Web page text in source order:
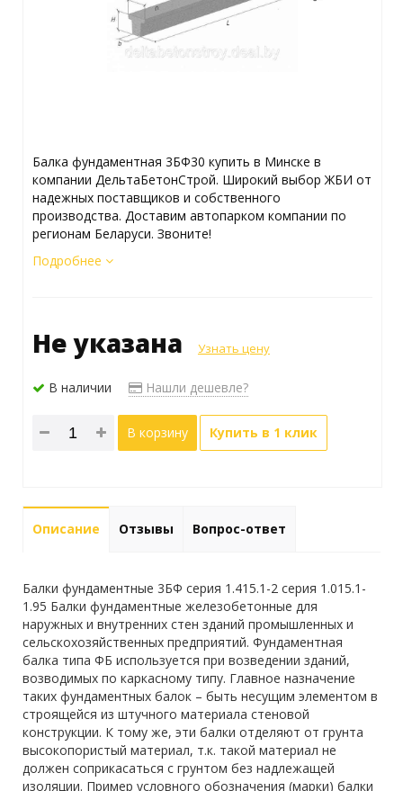
Балка фундаментная 3БФ30 купить в Минске в
компании ДельтаБетонСтрой. Широкий выбор ЖБИ от
надежных поставщиков и собственного
производства. Доставим автопарком компании по
регионам Беларуси. Звоните!
Подробнее
Не указана Узнать цену
В наличии Нашли дешевле?
В корзину Купить в 1 клик
Описание Отзывы Вопрос-ответ
Балки фундаментные 3БФ серия 1.415.1-2 серия 1.015.1-
1.95 Балки фундаментные железобетонные для
наружных и внутренних стен зданий промышленных и
сельскохозяйственных предприятий. Фундаментная
балка типа ФБ используется при возведении зданий,
возводимых по каркасному типу. Главное назначение
таких фундаментных балок – быть несущим элементом в
строящейся из штучного материала стеновой
конструкции. К тому же, эти балки отделяют от грунта
высокопористый материал, т.к. такой материал не
должен соприкасаться с грунтом без надлежащей
изоляции. Пример условного обозначения (марки) балки